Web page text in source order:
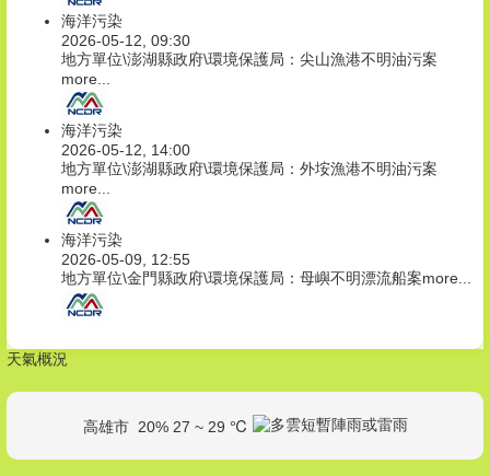
海洋污染
2026-05-12, 09:30
地方單位\澎湖縣政府\環境保護局：尖山漁港不明油污案
more...
海洋污染
2026-05-12, 14:00
地方單位\澎湖縣政府\環境保護局：外垵漁港不明油污案
more...
海洋污染
2026-05-09, 12:55
地方單位\金門縣政府\環境保護局：母嶼不明漂流船案more...
天氣概況
高雄市 20% 27 ~ 29 ℃